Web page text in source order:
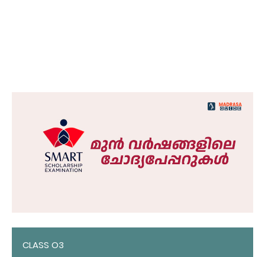
CLASS O3